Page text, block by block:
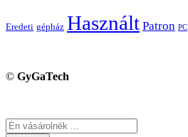
Eredeti gépház Használt Patron PC
© GyGaTech
Keresés